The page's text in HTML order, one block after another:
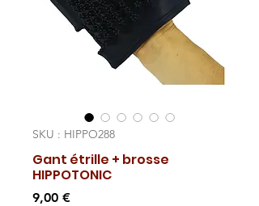
SKU : HIPPO288
Gant étrille + brosse
HIPPOTONIC
9,00 €Prix